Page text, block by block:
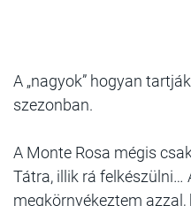
A „nagyok” hogyan
szezonban.
A Monte Rosa mégis
Tátra, illik rá felkészülni…
megkörnyékeztem